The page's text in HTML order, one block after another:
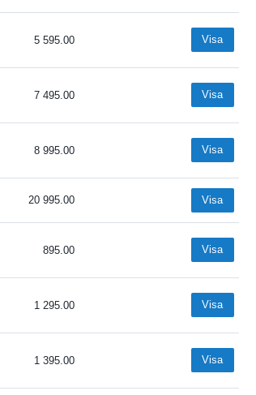
5 595.00 Visa
7 495.00 Visa
8 995.00 Visa
20 995.00 Visa
895.00 Visa
1 295.00 Visa
1 395.00 Visa